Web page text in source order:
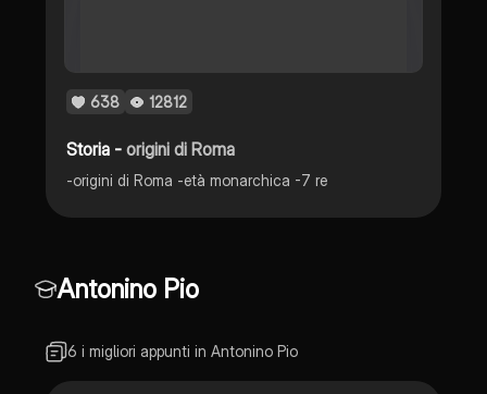
638 12812
Storia -origini di Roma
-origini di Roma -età monarchica -7 re
Antonino Pio
6 i migliori appunti in Antonino Pio